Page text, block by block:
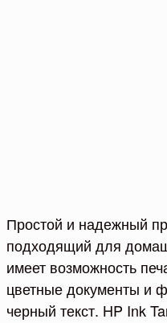
Простой и надежный
подходящий для
имеет возможность
цветные документы и
черный текст. HP Ink